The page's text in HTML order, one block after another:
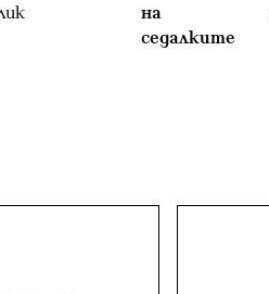
на
седалките